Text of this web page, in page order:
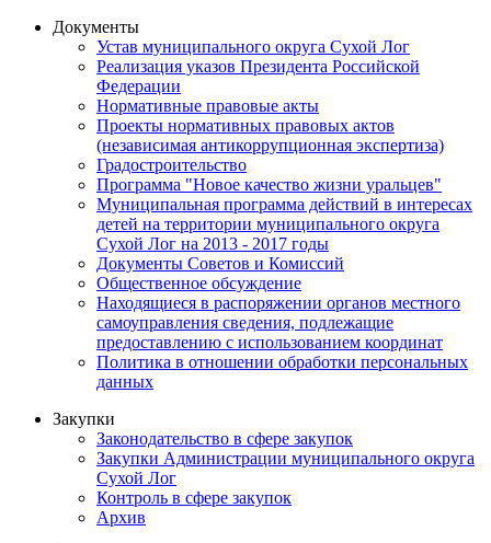
Документы
Устав муниципального округа Сухой Лог
Реализация указов Президента Российской
Федерации
Нормативные правовые акты
Проекты нормативных правовых актов
(независимая антикоррупционная экспертиза)
Градостроительство
Программа "Новое качество жизни уральцев"
Муниципальная программа действий в интересах
детей на территории муниципального округа
Сухой Лог на 2013 - 2017 годы
Документы Советов и Комиссий
Общественное обсуждение
Находящиеся в распоряжении органов местного
самоуправления сведения, подлежащие
предоставлению с использованием координат
Политика в отношении обработки персональных
данных
Закупки
Законодательство в сфере закупок
Закупки Администрации муниципального округа
Сухой Лог
Контроль в сфере закупок
Архив